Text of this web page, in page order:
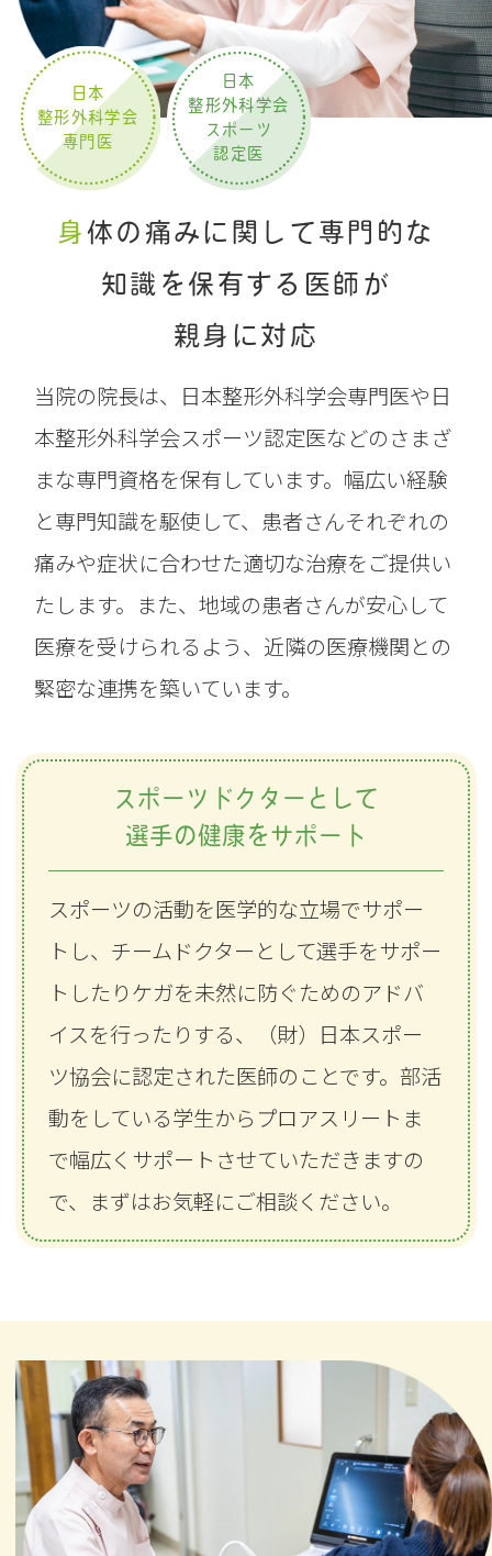
日本
整形外科学会
専門医
日本
整形外科学会
スポーツ
認定医
身体の痛みに関して専門的な
知識を保有する医師が
親身に対応
当院の院長は、日本整形外科学会専門医や日
本整形外科学会スポーツ認定医などのさまざ
まな専門資格を保有しています。幅広い経験
と専門知識を駆使して、患者さんそれぞれの
痛みや症状に合わせた適切な治療をご提供い
たします。また、地域の患者さんが安心して
医療を受けられるよう、近隣の医療機関との
緊密な連携を築いています。
スポーツドクターとして
選手の健康をサポート
スポーツの活動を医学的な立場でサポー
トし、チームドクターとして選手をサポー
トしたりケガを未然に防ぐためのアドバ
イスを行ったりする、（財）日本スポー
ツ協会に認定された医師のことです。部活
動をしている学生からプロアスリートま
で幅広くサポートさせていただきますの
で、まずはお気軽にご相談ください。